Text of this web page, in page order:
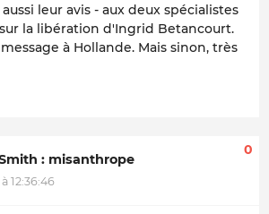
leur avis - aux deux spécialistes
la libération d'Ingrid Betancourt.
à Hollande. Mais sinon, très
: misanthrope
12:36:46
0